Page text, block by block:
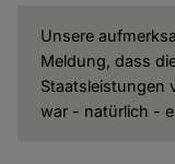
Unsere
Meldung, dass
Staatsleistungen
war - natürlich -